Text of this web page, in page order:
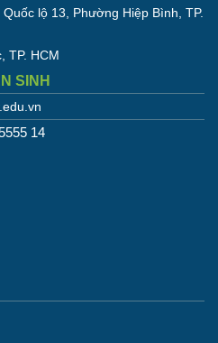
lộ 13, Phường Hiệp Bình, TP.
TP. HCM
SINH
14